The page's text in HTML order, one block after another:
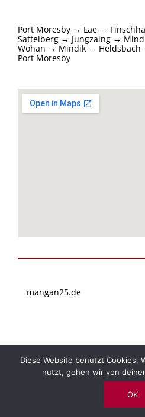
Port Moresby → Lae →
Sattelberg → Jungzaing →
Wohan → Mindik →
Port Moresby
mangan25.de
mangan25.de Kontakt
All rights reserved | ©
Diese Website benutzt Cookies.
nutzt, gehen wir von
OK